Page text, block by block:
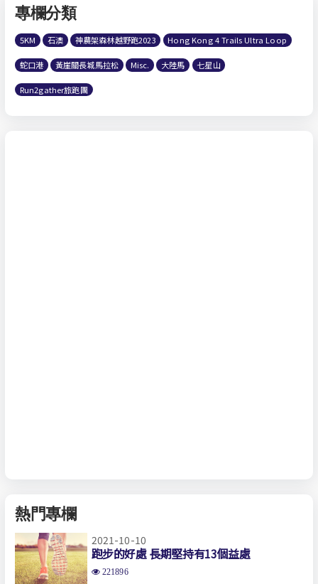
專欄分類
5KM 石澳 神農架森林越野跑2023 Hong Kong 4 Trails Ultra Loop
蛇口港 黃崖關長城馬拉松 Misc. 大陸馬 七星山
Run2gather旅跑團
熱門專欄
2021-10-10
跑步的好處 長期堅持有13個益處
221896